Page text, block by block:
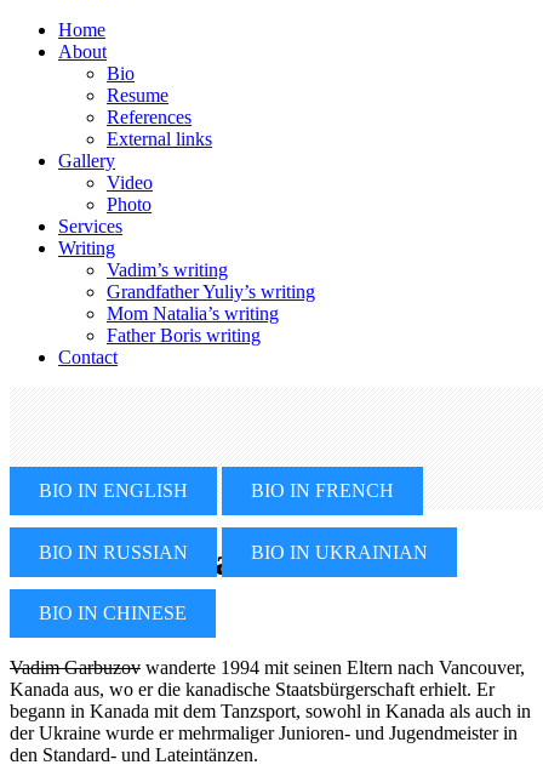
Home
About
Bio
Resume
References
External links
Gallery
Video
Photo
Services
Writing
Vadim’s writing
Grandfather Yuliy’s writing
Mom Natalia’s writing
Father Boris writing
Contact
Bio in German
BIO IN ENGLISH BIO IN FRENCH
BIO IN RUSSIAN BIO IN UKRAINIAN
BIO IN CHINESE
Vadim Garbuzov wanderte 1994 mit seinen Eltern nach Vancouver,
Kanada aus, wo er die kanadische Staatsbürgerschaft erhielt. Er
begann in Kanada mit dem Tanzsport, sowohl in Kanada als auch in
der Ukraine wurde er mehrmaliger Junioren- und Jugendmeister in
den Standard- und Lateintänzen.